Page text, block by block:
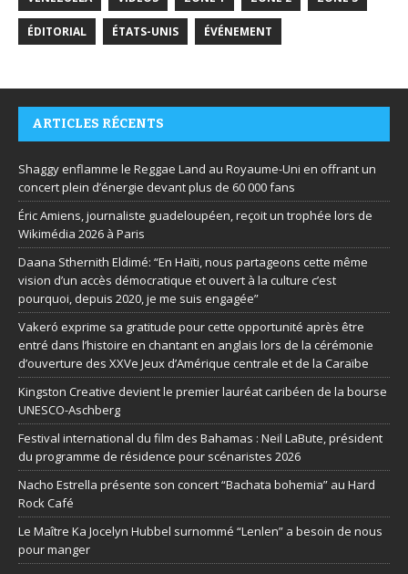
ÉDITORIAL ÉTATS-UNIS ÉVÉNEMENT
ARTICLES RÉCENTS
Shaggy enflamme le Reggae Land au Royaume-Uni en offrant un
concert plein d’énergie devant plus de 60 000 fans
Éric Amiens, journaliste guadeloupéen, reçoit un trophée lors de
Wikimédia 2026 à Paris
Daana Sthernith Eldimé: “En Haïti, nous partageons cette même
vision d’un accès démocratique et ouvert à la culture c’est
pourquoi, depuis 2020, je me suis engagée”
Vakeró exprime sa gratitude pour cette opportunité après être
entré dans l’histoire en chantant en anglais lors de la cérémonie
d’ouverture des XXVe Jeux d’Amérique centrale et de la Caraïbe
Kingston Creative devient le premier lauréat caribéen de la bourse
UNESCO-Aschberg
Festival international du film des Bahamas : Neil LaBute, président
du programme de résidence pour scénaristes 2026
Nacho Estrella présente son concert “Bachata bohemia” au Hard
Rock Café
Le Maître Ka Jocelyn Hubbel surnommé “Lenlen” a besoin de nous
pour manger